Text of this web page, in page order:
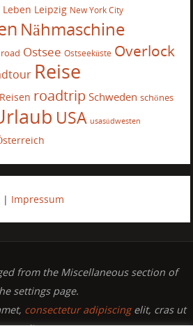
Leben Leipzig New York City
Nähmaschine
Ostsee Ostseeküste Overlock
Reise
Reisen roadtrip Schweden schönes
USA usasüdwesten
| Impressum
from the Miscellaneous section of
settings page.
consectetur adipiscingelit, cras ut